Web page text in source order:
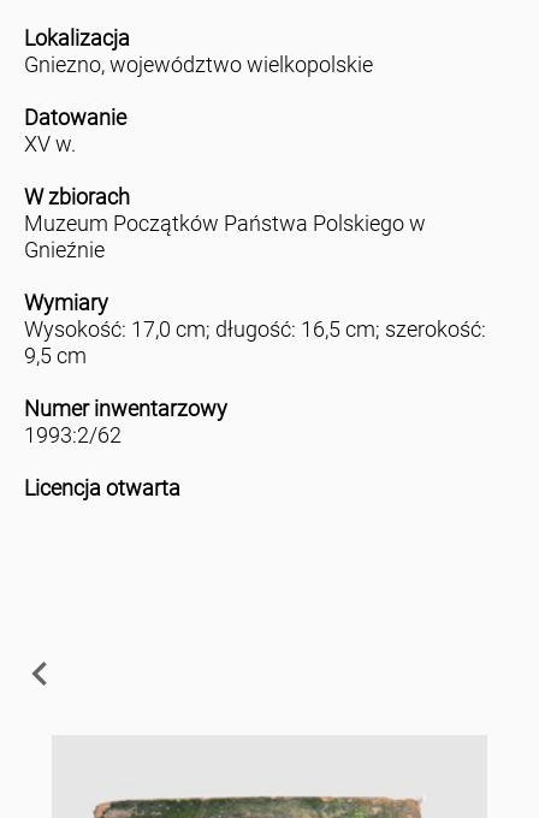
Lokalizacja
Gniezno, województwo wielkopolskie
Datowanie
XV w.
W zbiorach
Muzeum Początków Państwa Polskiego w
Gnieźnie
Wymiary
Wysokość: 17,0 cm; długość: 16,5 cm; szerokość:
9,5 cm
Numer inwentarzowy
1993:2/62
Licencja otwarta